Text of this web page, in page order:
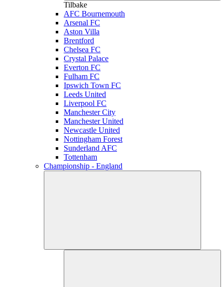
Tilbake
AFC Bournemouth
Arsenal FC
Aston Villa
Brentford
Chelsea FC
Crystal Palace
Everton FC
Fulham FC
Ipswich Town FC
Leeds United
Liverpool FC
Manchester City
Manchester United
Newcastle United
Nottingham Forest
Sunderland AFC
Tottenham
Championship - England